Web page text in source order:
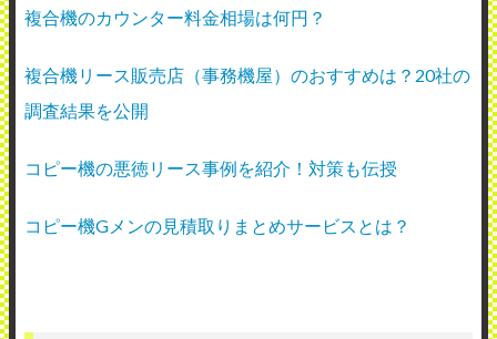
複合機のカウンター料金相場は何円？
複合機リース販売店（事務機屋）のおすすめは？20社の
調査結果を公開
コピー機の悪徳リース事例を紹介！対策も伝授
コピー機Gメンの見積取りまとめサービスとは？